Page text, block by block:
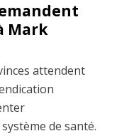
Mark
attendent
de santé.